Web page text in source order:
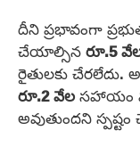
దీని ప్రభావంగా
చేయాల్సినరూ.5
రైతులకు చేరలేదు.
రూ.2 వేలసహాయం
అవుతుందని